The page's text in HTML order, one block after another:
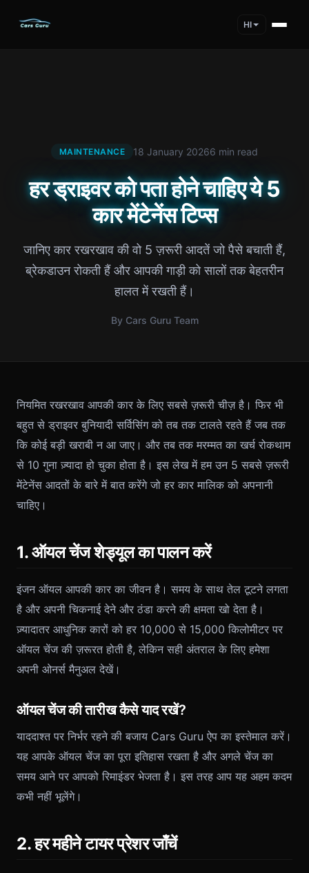
HI
MAINTENANCE 18 January 20266 min read
हर ड्राइवर को पता होने चाहिए ये 5
कार मेंटेनेंस टिप्स
जानिए कार रखरखाव की वो 5 ज़रूरी आदतें जो पैसे बचाती हैं,
ब्रेकडाउन रोकती हैं और आपकी गाड़ी को सालों तक बेहतरीन
हालत में रखती हैं।
By Cars Guru Team
नियमित रखरखाव आपकी कार के लिए सबसे ज़रूरी चीज़ है। फिर भी
बहुत से ड्राइवर बुनियादी सर्विसिंग को तब तक टालते रहते हैं जब तक
कि कोई बड़ी खराबी न आ जाए। और तब तक मरम्मत का खर्च रोकथाम
से 10 गुना ज़्यादा हो चुका होता है। इस लेख में हम उन 5 सबसे ज़रूरी
मेंटेनेंस आदतों के बारे में बात करेंगे जो हर कार मालिक को अपनानी
चाहिए।
1. ऑयल चेंज शेड्यूल का पालन करें
इंजन ऑयल आपकी कार का जीवन है। समय के साथ तेल टूटने लगता
है और अपनी चिकनाई देने और ठंडा करने की क्षमता खो देता है।
ज़्यादातर आधुनिक कारों को हर 10,000 से 15,000 किलोमीटर पर
ऑयल चेंज की ज़रूरत होती है, लेकिन सही अंतराल के लिए हमेशा
अपनी ओनर्स मैनुअल देखें।
ऑयल चेंज की तारीख कैसे याद रखें?
याददाश्त पर निर्भर रहने की बजाय Cars Guru ऐप का इस्तेमाल करें।
यह आपके ऑयल चेंज का पूरा इतिहास रखता है और अगले चेंज का
समय आने पर आपको रिमाइंडर भेजता है। इस तरह आप यह अहम कदम
कभी नहीं भूलेंगे।
2. हर महीने टायर प्रेशर जाँचें